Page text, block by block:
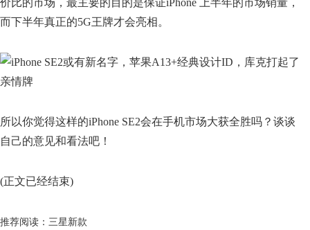
价比的市场，最主要的目的是保证iPhone 上半年的市场销量，
而下半年真正的5G王牌才会亮相。
所以你觉得这样的iPhone SE2会在手机市场大获全胜吗？谈谈
自己的意见和看法吧！
(正文已经结束)
推荐阅读： 三星新款